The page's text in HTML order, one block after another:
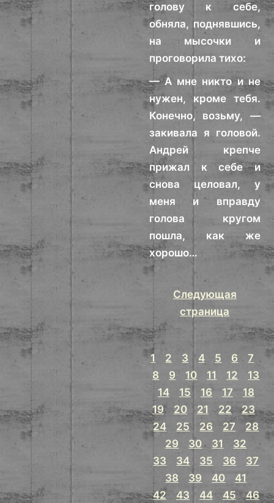
голову к себе,
обняла, поднявшись,
на мысочки и
проговорила тихо:
— А мне никто и не
нужен, кроме тебя.
Конечно, возьму, —
закивала я головой.
Андрей крепче
прижал к себе и
снова целовал, у
меня и вправду
голова кругом
пошла, как же
хорошо…
Следующая
страница
1 2 3 4 5 6
7
8
9 10 11 12
13
14
15 16 17
18
19
20 21 22
23
24
25 26 27
28
29
30 31
32
33
34 35 36
37
38
39 40
41
42
43 44 45 46